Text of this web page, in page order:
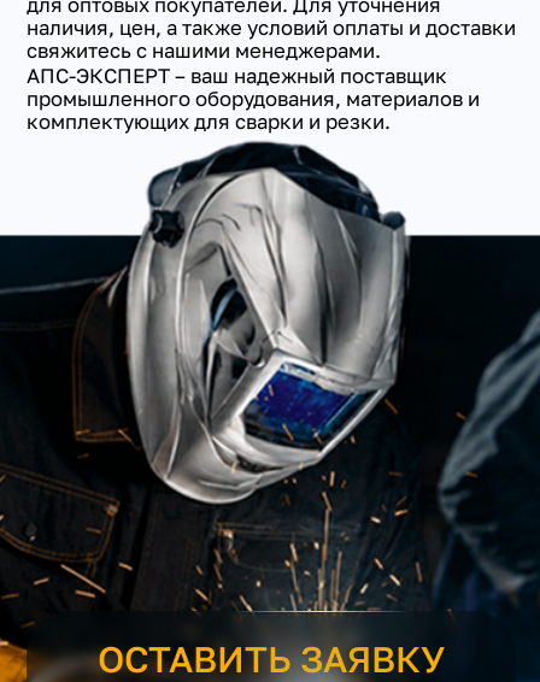
для оптовых покупателей. Для уточнения
наличия, цен, а также условий оплаты и доставки
свяжитесь с нашими менеджерами.
АПС-ЭКСПЕРТ – ваш надежный поставщик
промышленного оборудования, материалов и
комплектующих для сварки и резки.
ОСТАВИТЬ ЗАЯВКУ